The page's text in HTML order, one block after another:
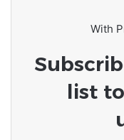
With
list